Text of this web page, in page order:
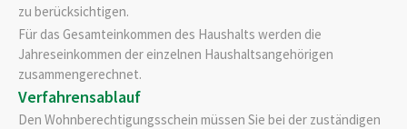
zu berücksichtigen.
Für das Gesamteinkommen des Haushalts werden die
Jahreseinkommen der einzelnen Haushaltsangehörigen
zusammengerechnet.
Verfahrensablauf
Den Wohnberechtigungsschein müssen Sie bei der zuständigen